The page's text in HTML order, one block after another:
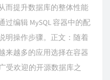
而提升数据库的整体性能
编辑 MySQL 容器中的配
明操作步骤。​正文：随着
来越多的应用选择在容器
受欢迎的开源数据库之